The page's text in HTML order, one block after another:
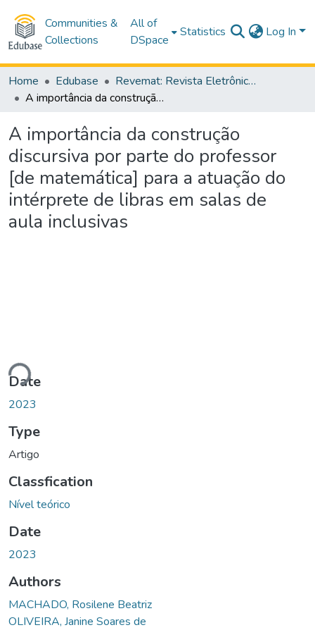
Communities &
Collections
All of
DSpace
Statistics Log In
Home Edubase
Revemat: Revista Eletrônica de Educação Matemática
A importância da construção discursiva por parte do professor [de matemática] para a atuação do intérprete de libras em salas de aula inclusivas
A importância da construção
discursiva por parte do professor
[de matemática] para a atuação do
intérprete de libras em salas de
aula inclusivas
Date
2023
Type
Artigo
Classfication
Nível teórico
Date
2023
Authors
MACHADO, Rosilene Beatriz
OLIVEIRA, Janine Soares de